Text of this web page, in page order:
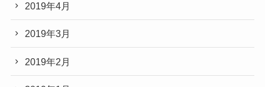
2019年4月
2019年3月
2019年2月